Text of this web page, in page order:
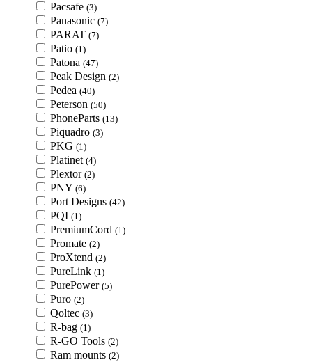
Pacsafe (3)
Panasonic (7)
PARAT (7)
Patio (1)
Patona (47)
Peak Design (2)
Pedea (40)
Peterson (50)
PhoneParts (13)
Piquadro (3)
PKG (1)
Platinet (4)
Plextor (2)
PNY (6)
Port Designs (42)
PQI (1)
PremiumCord (1)
Promate (2)
ProXtend (2)
PureLink (1)
PurePower (5)
Puro (2)
Qoltec (3)
R-bag (1)
R-GO Tools (2)
Ram mounts (2)